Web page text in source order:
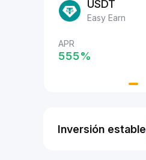
USDT
Easy Earn
APR
555‎%
Inversión estable